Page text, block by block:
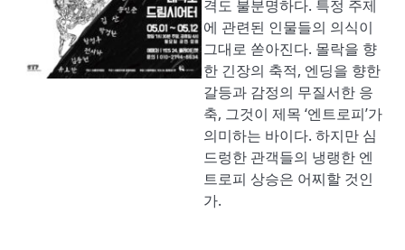
격도 불분명하다. 특정 주제
에 관련된 인물들의 의식이
그대로 쏟아진다. 몰락을 향
한 긴장의 축적, 엔딩을 향한
갈등과 감정의 무질서한 응
축, 그것이 제목 ‘엔트로피’가
의미하는 바이다. 하지만 심
드렁한 관객들의 냉랭한 엔
트로피 상승은 어찌할 것인
가.